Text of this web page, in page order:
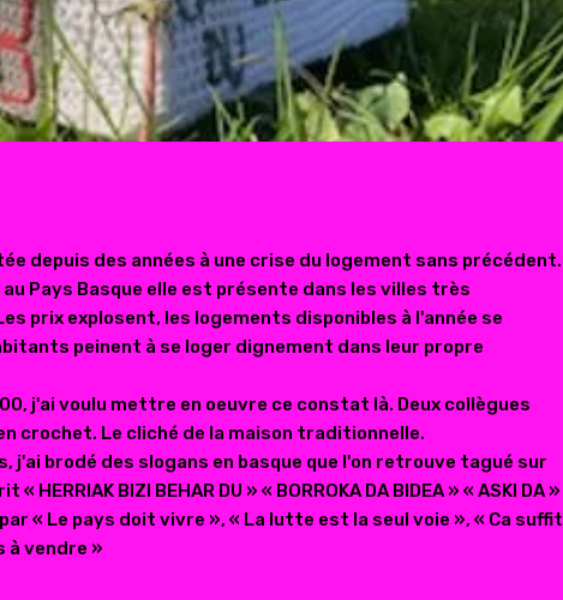
depuis des années à une crise du logement sans précédent.
Pays Basque elle est présente dans les villes très
prix explosent, les logements disponibles à l'année se
peinent à se loger dignement dans leur propre
j'ai voulu mettre en oeuvre ce constat là. Deux collègues
crochet. Le cliché de la maison traditionnelle.
j'ai brodé des slogans en basque que l'on retrouve tagué sur
BIZI BEHAR DU » « BORROKA DA BIDEA » « ASKI DA »
« Le pays doit vivre », « La lutte est la seul voie », « Ca suffit
à vendre »